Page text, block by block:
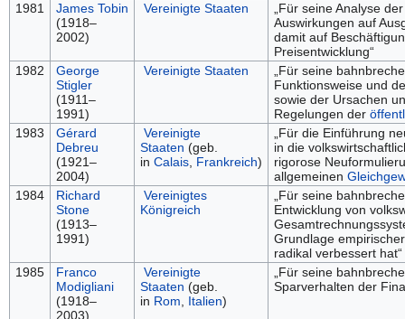
1981
James Tobin
(1918–
2002)
Vereinigte Staaten
„Für seine Analyse
Auswirkungen auf
damit auf
Preisentwicklung“
1982
George
Stigler
(1911–
1991)
Vereinigte Staaten
„Für seine
Funktionsweise und
sowie der Ursachen
Regelungen der
1983
Gérard
Debreu
(1921–
2004)
Vereinigte
Staaten (geb.
in Calais, Frankreich)
„Für die Einführung
in die
rigorose
allgemeinen
1984
Richard
Stone
(1913–
1991)
Vereinigtes
Königreich
„Für seine
Entwicklung von
Grundlage
radikal verbessert hat“
1985
Franco
Modigliani
(1918–
2003)
Vereinigte
Staaten (geb.
in Rom Italien)
„Für seine
Sparverhalten der